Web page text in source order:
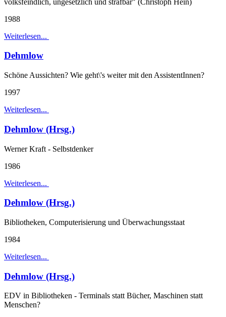
1988
Weiterlesen...
Dehmlow
Schöne Aussichten? Wie geht\'s weiter mit den AssistentInnen?
1997
Weiterlesen...
Dehmlow (Hrsg.)
Werner Kraft - Selbstdenker
1986
Weiterlesen...
Dehmlow (Hrsg.)
Bibliotheken, Computerisierung und Überwachungsstaat
1984
Weiterlesen...
Dehmlow (Hrsg.)
EDV in Bibliotheken - Terminals statt Bücher, Maschinen statt
Menschen?